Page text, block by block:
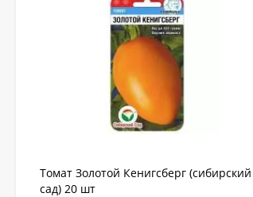
Томат Золотой Кенигсберг (сибирский
сад) 20 шт